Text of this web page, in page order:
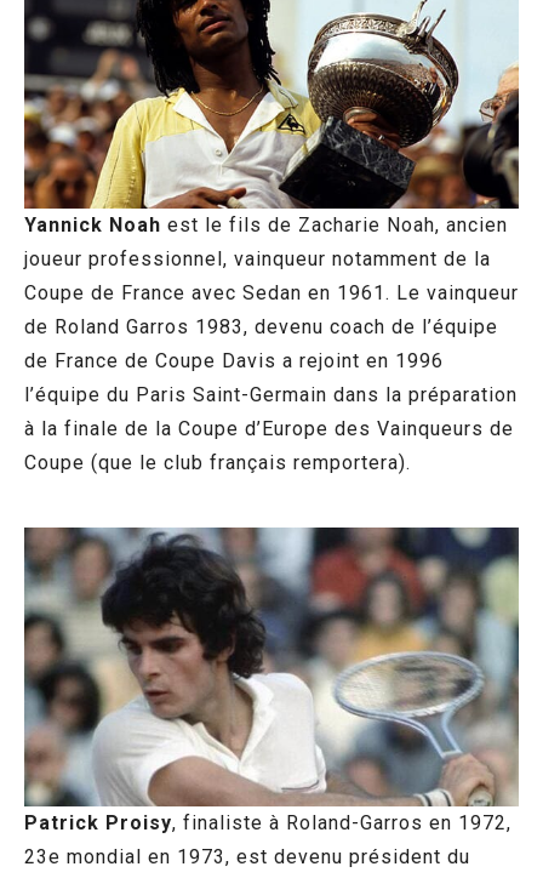
Yannick Noah est le fils de Zacharie Noah, ancien
joueur professionnel, vainqueur notamment de la
Coupe de France avec Sedan en 1961. Le vainqueur
de Roland Garros 1983, devenu coach de l’équipe
de France de Coupe Davis a rejoint en 1996
l’équipe du Paris Saint-Germain dans la préparation
à la finale de la Coupe d’Europe des Vainqueurs de
Coupe (que le club français remportera).
Patrick Proisy, finaliste à Roland-Garros en 1972,
23e mondial en 1973, est devenu président du